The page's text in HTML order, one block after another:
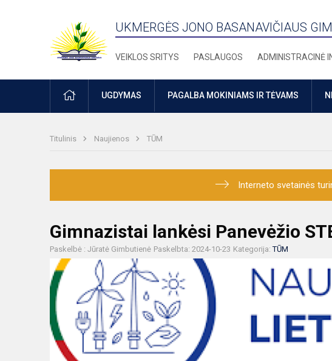
UKMERGĖS JONO BASANAVIČIAUS
VEIKLOS SRITYS PASLAUGOS ADMINISTRACINĖ
PRADŽIAUGDYMAS PAGALBA MOKINIAMS IR TĖVAMS
Titulinis Naujienos TŪM
Interneto svetainės
Gimnazistai lankėsi Panevėžio
Paskelbė : Jūratė Gimbutienė Paskelbta: 2024-10-23 Kategorija:TŪM